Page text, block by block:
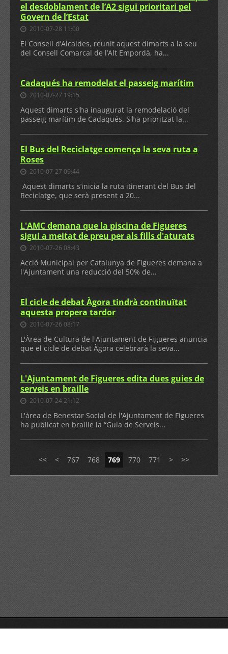
el desdoblament de l’A2 sigui prioritari pel
Govern de l’Estat
2010-07-28 11:00
El Consell d’Alcaldes, reunit aquest dimarts a la seu
del Consell Comarcal de l’Alt Empordà, ha...
Cadaqués ha remodelat el passeig marítim
2010-07-27 19:15
Aquest dimarts s'ha inaugurat la remodelació del
passeig marítim de Cadaqués. S'ha prioritzat la...
El Bus del Reciclatge comença la seva ruta a
Roses
2010-07-27 09:44
Aquest dimarts s’inicia la ruta itinerant del Bus del
Reciclatge, que serà present a 20...
L'AMC demana que la piscina de Figueres
sigui a meitat de preu per als fills d'aturats
2010-07-26 08:43
Acció Municipal per Catalunya de Figueres demana a
l'Ajuntament una reducció del 50% de...
El cicle de debat Àgora tindrà continuïtat
aquesta propera tardor
2010-07-26 08:17
L'Àrea de Cultura de l'Ajuntament de Figueres anuncia
que el cicle de debat Àgora celebrarà la seva...
L'Ajuntament de Figueres edita dues guies de
serveis en braille
2010-07-24 21:12
L'àrea de Benestar Social de l'Ajuntament de Figueres
ha publicat en braille la “Guia de Serveis...
<< < 767 768 769 770 771 > >>